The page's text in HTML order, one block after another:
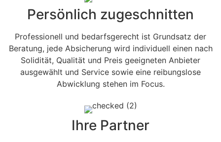
Persönlich zugeschnitten
Professionell und bedarfsgerecht ist Grundsatz der
Beratung, jede Absicherung wird individuell einen nach
Solidität, Qualität und Preis geeigneten Anbieter
ausgewählt und Service sowie eine reibungslose
Abwicklung stehen im Focus.
Ihre Partner